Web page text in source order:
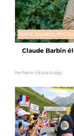
SANTÉ, BIOLOGIE,
Claude Barbin
Par Pierre-Edouard Laigo